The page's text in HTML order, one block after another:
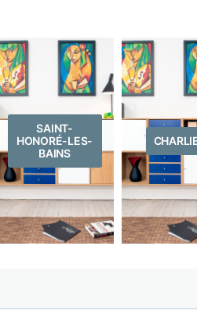
SAINT-
HONORÉ-LES-
BAINS